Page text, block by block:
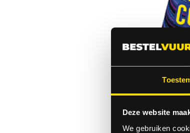
Deze website
We gebruiken